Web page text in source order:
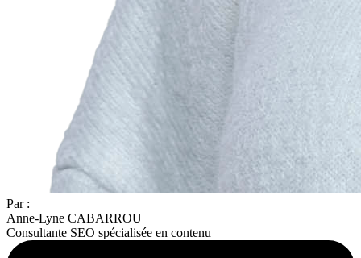
Par :
Anne-Lyne CABARROU
Consultante SEO spécialisée en contenu